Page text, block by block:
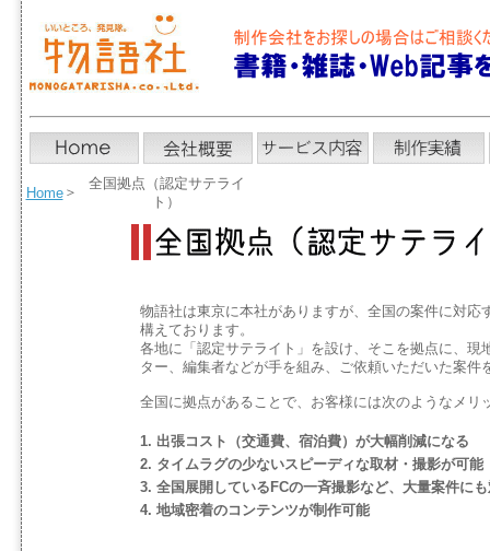
Home＞
全国拠点（認定サテライ
ト）
物語社は東京に本社がありますが、全国の案件に対応
構えております。
各地に「認定サテライト」を設け、そこを拠点に、現
ター、編集者などが手を組み、ご依頼いただいた案件
全国に拠点があることで、お客様には次のようなメリ
1. 出張コスト（交通費、宿泊費）が大幅削減になる
2. タイムラグの少ないスピーディな取材・撮影が可能
3. 全国展開しているFCの一斉撮影など、大量案件に
4. 地域密着のコンテンツが制作可能